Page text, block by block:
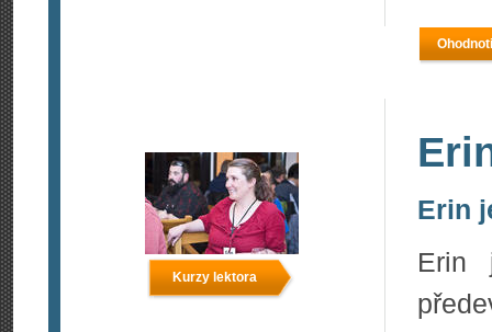
Kurzy lektora
Erin
Erin